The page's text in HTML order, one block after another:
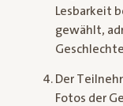
Lesbarkeit
gewählt,
Der
Fotos der